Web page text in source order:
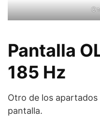
Pantalla
185 Hz
Otro de los apartados
pantalla.